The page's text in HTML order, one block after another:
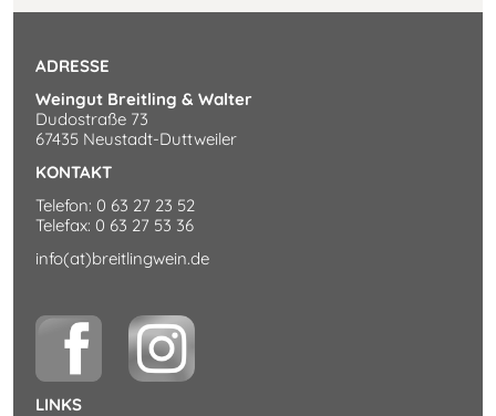
Die
Ferienwohnung
Reblaus
Umgebung
ADRESSE
Weingut Breitling & Walter
Dudostraße 73
67435 Neustadt-Duttweiler
KONTAKT
Telefon: 0 63 27 23 52
Telefax: 0 63 27 53 36
info(at)breitlingwein.de
LINKS